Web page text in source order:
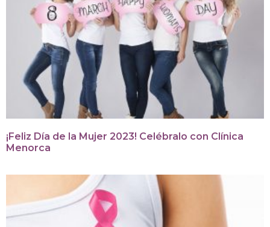
¡Feliz Día de la Mujer 2023! Celébralo con Clínica
Menorca